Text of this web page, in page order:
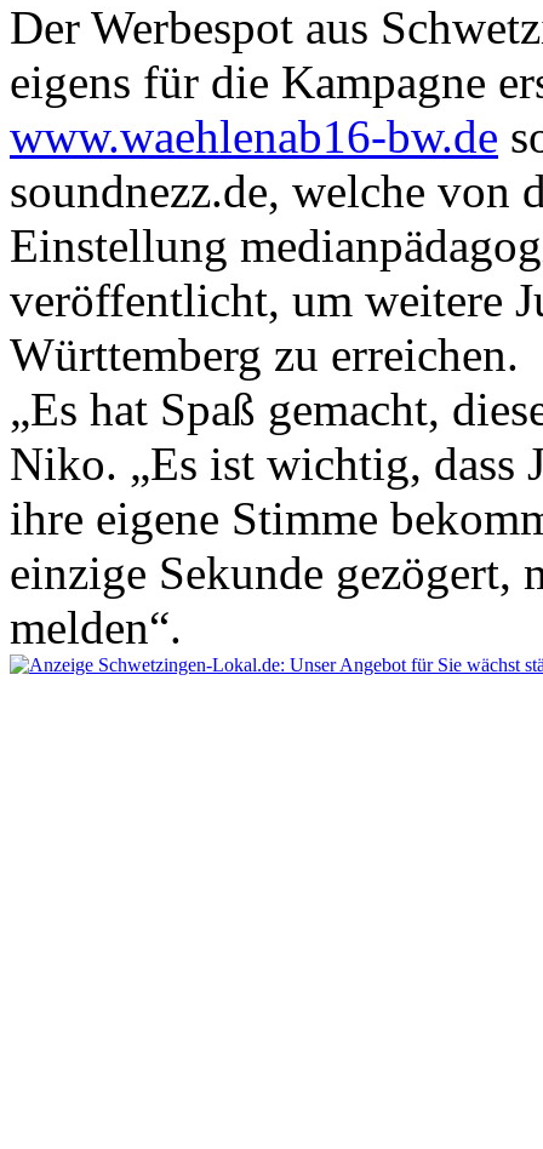
Der Werbespot aus
eigens für die Kampagne
www.waehlenab16-bw.de
soundnezz.de, welche von
Einstellung
veröffentlicht, um weitere
Württemberg zu erreichen.
„Es hat Spaß gemacht,
Niko. „Es ist wichtig, dass
ihre eigene Stimme
einzige Sekunde gezögert,
melden“.